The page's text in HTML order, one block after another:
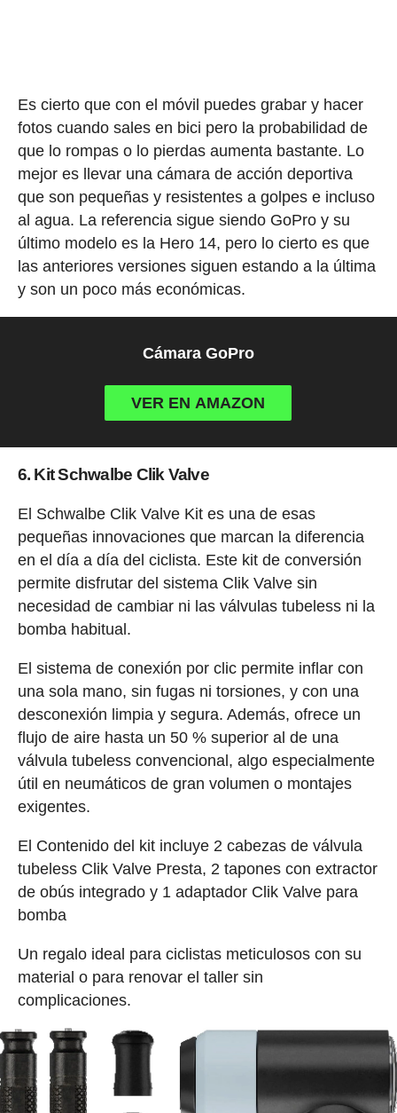
Es cierto que con el móvil puedes grabar y hacer
fotos cuando sales en bici pero la probabilidad de
que lo rompas o lo pierdas aumenta bastante. Lo
mejor es llevar una cámara de acción deportiva
que son pequeñas y resistentes a golpes e incluso
al agua. La referencia sigue siendo GoPro y su
último modelo es la Hero 14, pero lo cierto es que
las anteriores versiones siguen estando a la última
y son un poco más económicas.
Cámara GoPro
VER EN AMAZON
6. Kit Schwalbe Clik Valve
El Schwalbe Clik Valve Kit es una de esas
pequeñas innovaciones que marcan la diferencia
en el día a día del ciclista. Este kit de conversión
permite disfrutar del sistema Clik Valve sin
necesidad de cambiar ni las válvulas tubeless ni la
bomba habitual.
El sistema de conexión por clic permite inflar con
una sola mano, sin fugas ni torsiones, y con una
desconexión limpia y segura. Además, ofrece un
flujo de aire hasta un 50 % superior al de una
válvula tubeless convencional, algo especialmente
útil en neumáticos de gran volumen o montajes
exigentes.
El Contenido del kit incluye 2 cabezas de válvula
tubeless Clik Valve Presta, 2 tapones con extractor
de obús integrado y 1 adaptador Clik Valve para
bomba
Un regalo ideal para ciclistas meticulosos con su
material o para renovar el taller sin
complicaciones.